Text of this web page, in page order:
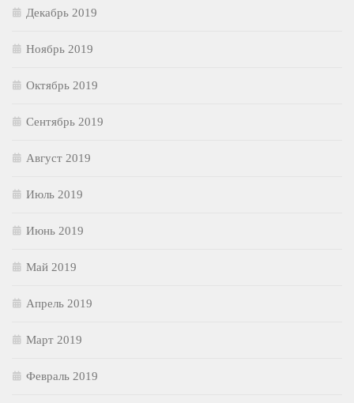
Декабрь 2019
Ноябрь 2019
Октябрь 2019
Сентябрь 2019
Август 2019
Июль 2019
Июнь 2019
Май 2019
Апрель 2019
Март 2019
Февраль 2019